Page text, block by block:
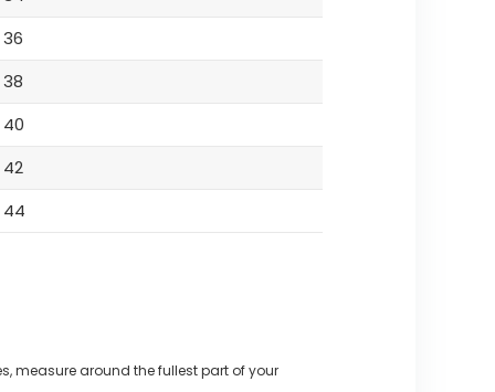
36
38
40
42
44
measure around the fullest part of your